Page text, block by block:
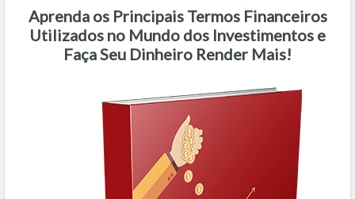
Aprenda os Principais Termos Financeiros
Utilizados no Mundo dos Investimentos e
Faça Seu Dinheiro Render Mais!